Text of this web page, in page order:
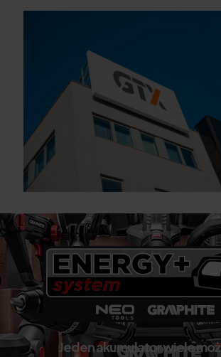
Jeden akumulator wiele